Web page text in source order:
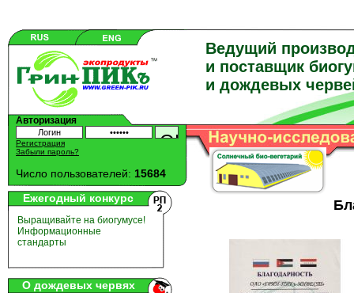
Ведущий
и поставщик
и дождевых
Авторизация
Регистрация
Забыли пароль?
Число пользователей: 15684
Ежегодный конкурс
Выращивайте на биогумусе!
Информационные
стандарты
О дождевых червях